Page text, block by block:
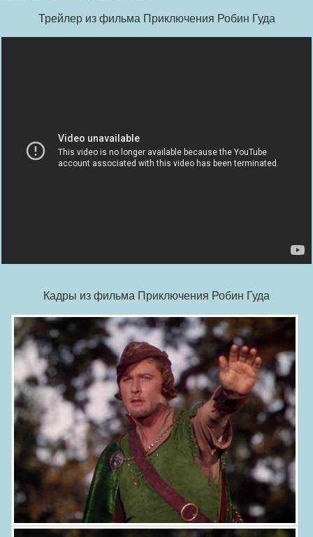
Трейлер из фильма Приключения Робин Гуда
Кадры из фильма Приключения Робин Гуда